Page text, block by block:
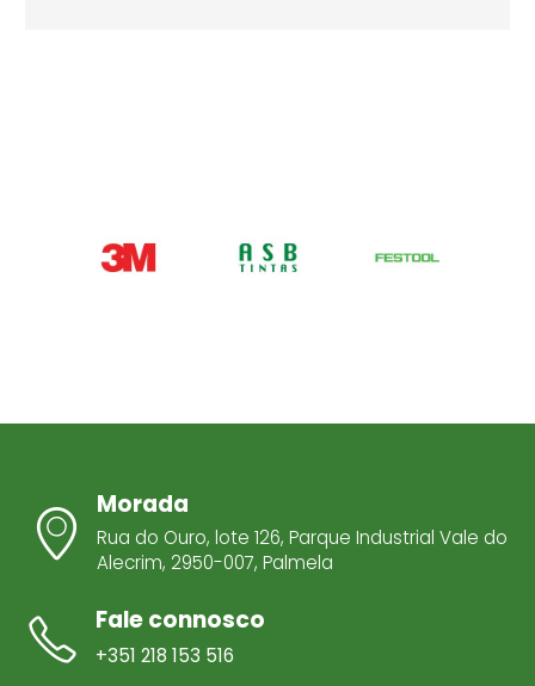
Morada
Rua do Ouro, lote 126, Parque Industrial Vale do
Alecrim, 2950-007, Palmela
Fale connosco
+351 218 153 516